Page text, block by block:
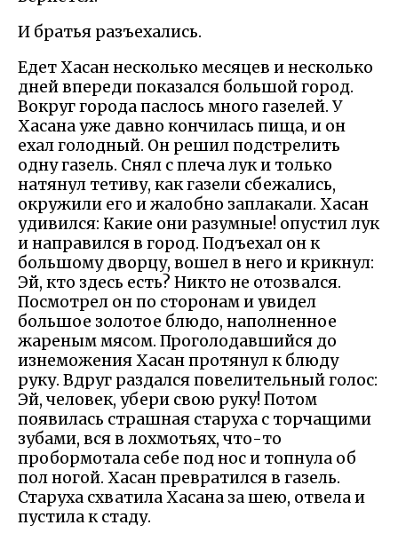
И братья разъехались.
Едет Хасан несколько месяцев и несколько
дней впереди показался большой город.
Вокруг города паслось много газелей. У
Хасана уже давно кончилась пища, и он
ехал голодный. Он решил подстрелить
одну газель. Снял с плеча лук и только
натянул тетиву, как газели сбежались,
окружили его и жалобно заплакали. Хасан
удивился: Какие они разумные! опустил лук
и направился в город. Подъехал он к
большому дворцу, вошел в него и крикнул:
Эй, кто здесь есть? Никто не отозвался.
Посмотрел он по сторонам и увидел
большое золотое блюдо, наполненное
жареным мясом. Проголодавшийся до
изнеможения Хасан протянул к блюду
руку. Вдруг раздался повелительный голос:
Эй, человек, убери свою руку! Потом
появилась страшная старуха с торчащими
зубами, вся в лохмотьях, что-то
пробормотала себе под нос и топнула об
пол ногой. Хасан превратился в газель.
Старуха схватила Хасана за шею, отвела и
пустила к стаду.